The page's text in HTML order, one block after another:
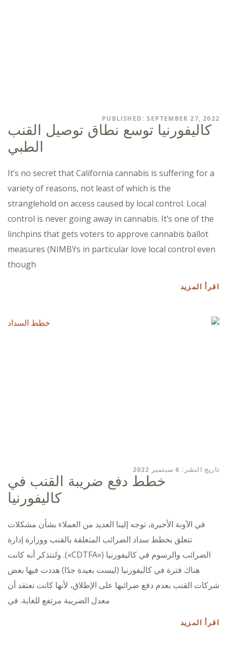
PUBLISHED: SEPTEMBER 27, 2022
كاليفورنيا توسع نطاق توصيل القنب
الطبي
It’s no secret that California cannabis is suffering for a
variety of reasons, not least of which is the
stranglehold on access caused by local control. Local
control is never going away in cannabis. It’s one of the
linchpins that gets voters to approve cannabis ballot
measures (NIMBYs in particular love local control even
though
اقرأ المزيد
تاريخ النشر: 6 سبتمبر 2022
خطط دفع ضريبة القنب في
كاليفورنيا
في الآونة الأخيرة، توجه إلينا العديد من العملاء بشأن مشكلات
تتعلق بخطط سداد الضرائب المتعلقة بالقنب ووزارة إدارة
الضرائب والرسوم في كاليفورنيا («CDTFA»). ولنتذكر أنه كانت
هناك فترة في كاليفورنيا (ليست بعيدة جدًا) هددت فيها بعض
شركات القنب بعدم دفع ضرائبها على الإطلاق، لأنها كانت تعتقد أن
معدل الضريبة مرتفع للغاية. في
اقرأ المزيد